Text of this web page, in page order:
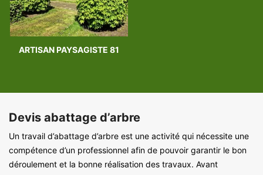
ARTISAN PAYSAGISTE 81
Devis abattage d’arbre
Un travail d’abattage d’arbre est une activité qui nécessite une
compétence d’un professionnel afin de pouvoir garantir le bon
déroulement et la bonne réalisation des travaux. Avant